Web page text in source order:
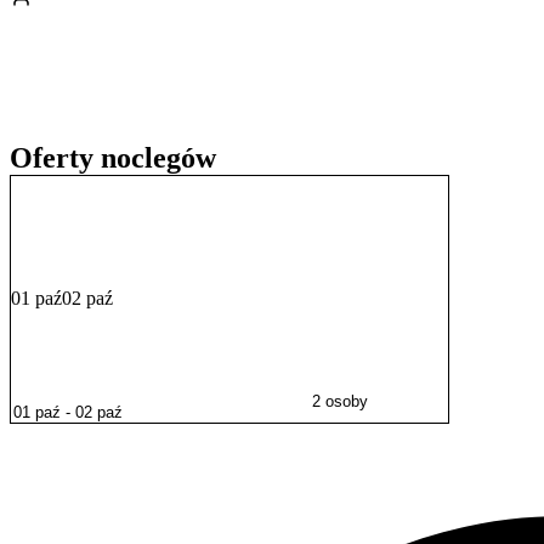
miejscu istnieje możliwość wypożyczenia rowerów, a dla gości z
Oferty noclegów
01 paź02 paź
2 osoby